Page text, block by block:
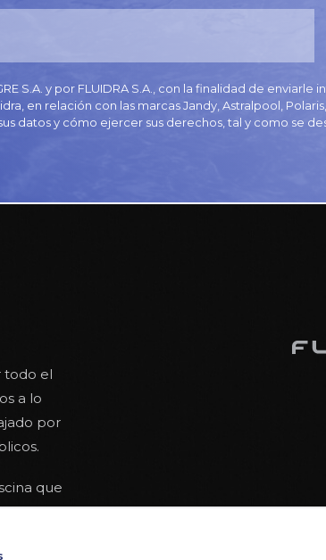
S.A. y por FLUIDRA S.A., con la finalidad de
en relación con las marcas Jandy, Astralpool,
datos y cómo ejercer sus derechos, tal y como se
todo el
a lo
por
que